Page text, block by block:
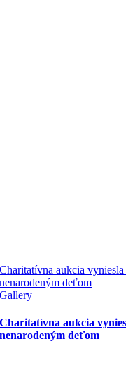
Charitatívna aukcia
nenarodeným deťom
Gallery
Charitatívna aukcia
nenarodeným deťom